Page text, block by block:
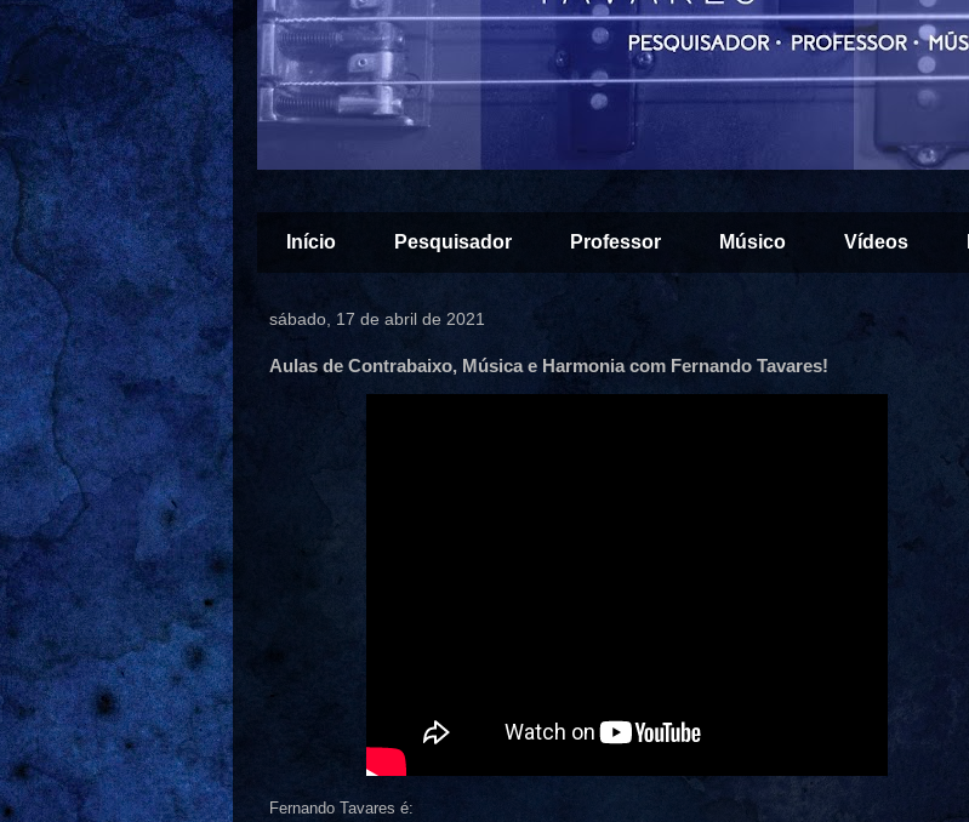
Início Pesquisador Professor Músico Vídeos
sábado, 17 de abril de 2021
Aulas de Contrabaixo, Música e Harmonia com Fernando Tavares!
Fernando Tavares é: